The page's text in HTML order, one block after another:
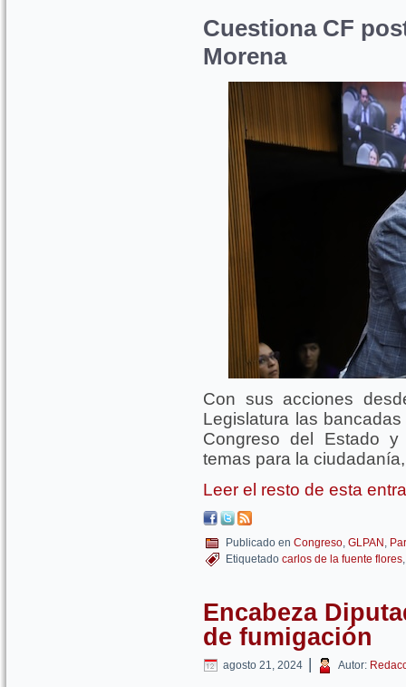
Cuestiona CF
Morena
Con sus acciones
Legislatura las
Congreso del Estado
temas para la
Leer el resto de esta
Publicado en Congreso, GLPAN ,
Etiquetado carlos de la fuente flores
Encabeza
de fumigación
agosto 21, 2024 | Autor: